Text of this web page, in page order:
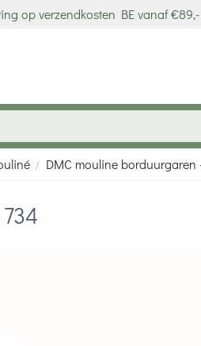
op verzendkosten BE vanaf €89,-
/ DMC mouline borduurgaren